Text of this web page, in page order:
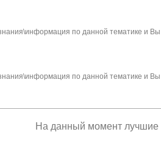
по данной тематике и Вы
по данной тематике и Вы
На данный момент лучшие